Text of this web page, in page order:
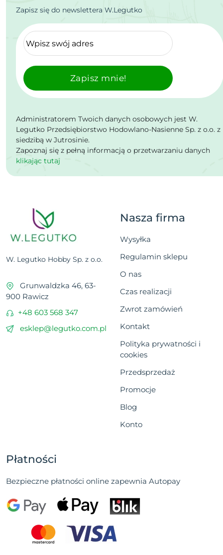
Zapisz się do newslettera W.Legutko
Zapisz mnie!
Administratorem Twoich danych osobowych jest W.
Legutko Przedsiębiorstwo Hodowlano-Nasienne Sp. z o.o. z
siedzibą w Jutrosinie.
Zapoznaj się z pełną informacją o przetwarzaniu danych
klikając tutaj
W. Legutko Hobby Sp. z o.o.
Grunwaldzka 46, 63-
900 Rawicz
+48 603 568 347
esklep@legutko.com.pl
Nasza firma
Wysyłka
Regulamin sklepu
O nas
Czas realizacji
Zwrot zamówień
Kontakt
Polityka prywatności i
cookies
Przedsprzedaż
Promocje
Blog
Konto
Płatności
Bezpieczne płatności online zapewnia Autopay